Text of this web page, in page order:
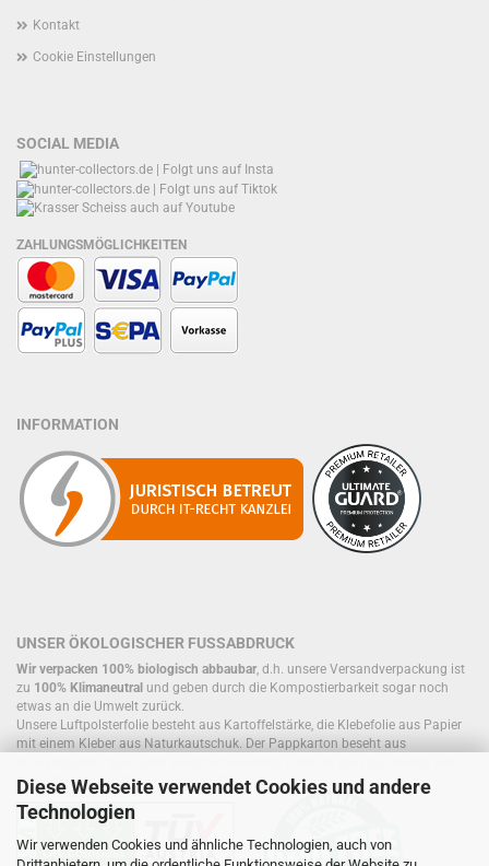
Diese Webseite verwendet Cookies und andere
Technologien
Wir verwenden Cookies und ähnliche Technologien, auch von
Kontakt
Cookie Einstellungen
SOCIAL MEDIA
ZAHLUNGSMÖGLICHKEITEN
INFORMATION
UNSER ÖKOLOGISCHER FUSSABDRUCK
Wir verpacken 100% biologisch abbaubar, d.h. unsere Versandverpackung ist
zu 100% Klimaneutral und geben durch die Kompostierbarkeit sogar noch
etwas an die Umwelt zurück.
Unsere Luftpolsterfolie besteht aus Kartoffelstärke, die Klebefolie aus Papier
mit einem Kleber aus Naturkautschuk. Der Pappkarton beseht aus
Füllmaterial, bereits im Kreislauf befinden.